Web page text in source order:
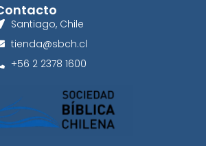
Santiago, Chile
tienda@sbch.cl
+56 2 2378 1600